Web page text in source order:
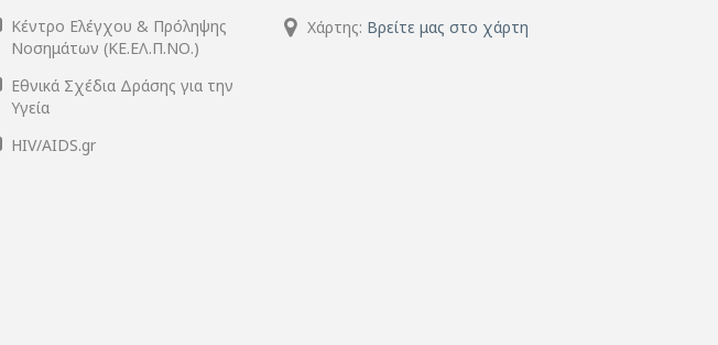
Κέντρο Ελέγχου & Πρόληψης
Νοσημάτων (ΚΕ.ΕΛ.Π.ΝΟ.)
Εθνικά Σχέδια Δράσης για την
Υγεία
HIV/AIDS.gr
Χάρτης: Βρείτε μας στο χάρτη